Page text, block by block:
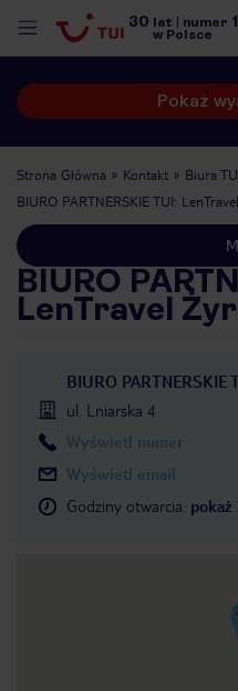
30 lat numer 1
w Polsce
Pokaż
Strona Główna Kontakt Biura
BIURO PARTNERSKIE TUI:
BIURO
LenTravel
BIURO
ul. Lniarska 4
Wyświetl numer
Wyświetl email
Godziny otwarcia: pokaż